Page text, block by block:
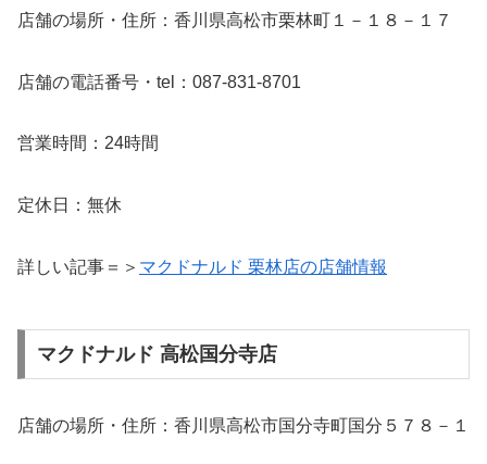
店舗の場所・住所：香川県高松市栗林町１－１８－１７
店舗の電話番号・tel：087-831-8701
営業時間：24時間
定休日：無休
詳しい記事＝＞ マクドナルド 栗林店の店舗情報
マクドナルド 高松国分寺店
店舗の場所・住所：香川県高松市国分寺町国分５７８－１